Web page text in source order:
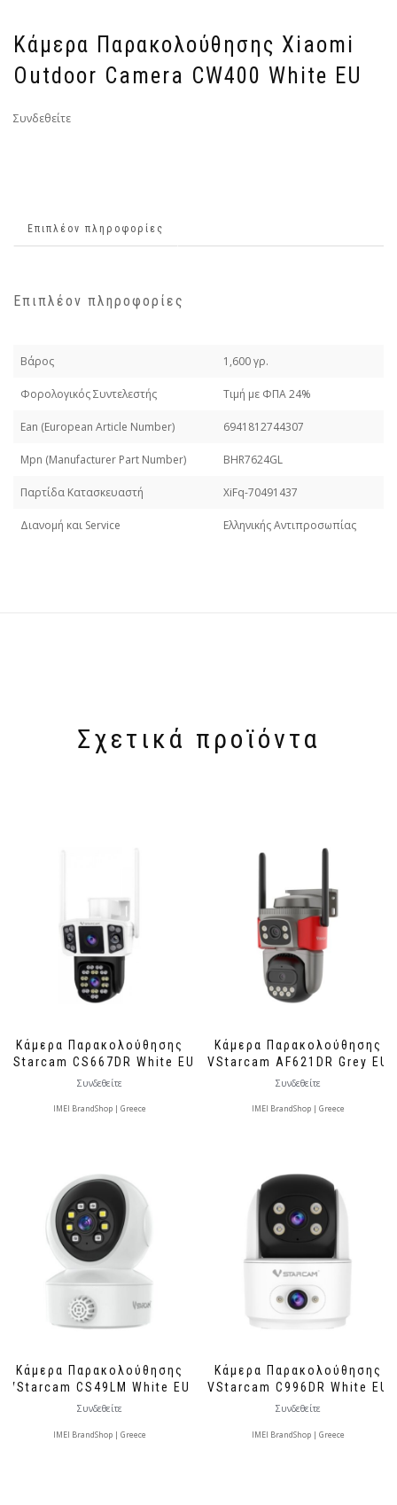
Κάμερα Παρακολούθησης Xiaomi
Outdoor Camera CW400 White EU
Συνδεθείτε
Επιπλέον πληροφορίες
Επιπλέον πληροφορίες
Βάρος 1,600 γρ.
Φορολογικός Συντελεστής Τιμή με ΦΠΑ 24%
Εan (European Article Number) 6941812744307
Mpn (Manufacturer Part Number) BHR7624GL
Παρτίδα Κατασκευαστή XiFq-70491437
Διανομή και Service Ελληνικής Αντιπροσωπίας
Σχετικά προϊόντα
Κάμερα Παρακολούθησης
VStarcam CS667DR White EU
Συνδεθείτε
IMEI BrandShop | Greece
Κάμερα Παρακολούθησης
VStarcam AF621DR Grey EU
Συνδεθείτε
IMEI BrandShop | Greece
Κάμερα Παρακολούθησης
VStarcam CS49LM White EU
Συνδεθείτε
IMEI BrandShop | Greece
Κάμερα Παρακολούθησης
VStarcam C996DR White EU
Συνδεθείτε
IMEI BrandShop | Greece